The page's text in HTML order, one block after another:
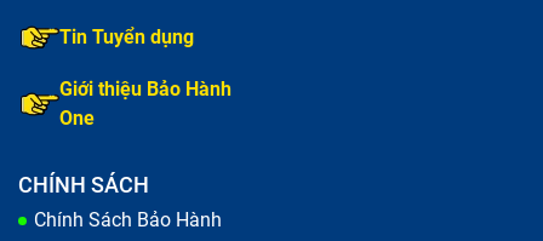
Tin Tuyển dụng
Giới thiệu Bảo Hành
One
CHÍNH SÁCH
Chính Sách Bảo Hành